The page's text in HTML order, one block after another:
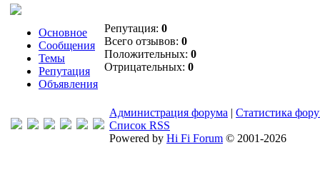
Основное
Сообщения
Темы
Репутация
Объявления
Репутация: 0
Всего отзывов: 0
Положительных: 0
Отрицательных: 0
Администрация форума | Статистика
Список RSS
Powered by Hi Fi Forum © 2001-2026